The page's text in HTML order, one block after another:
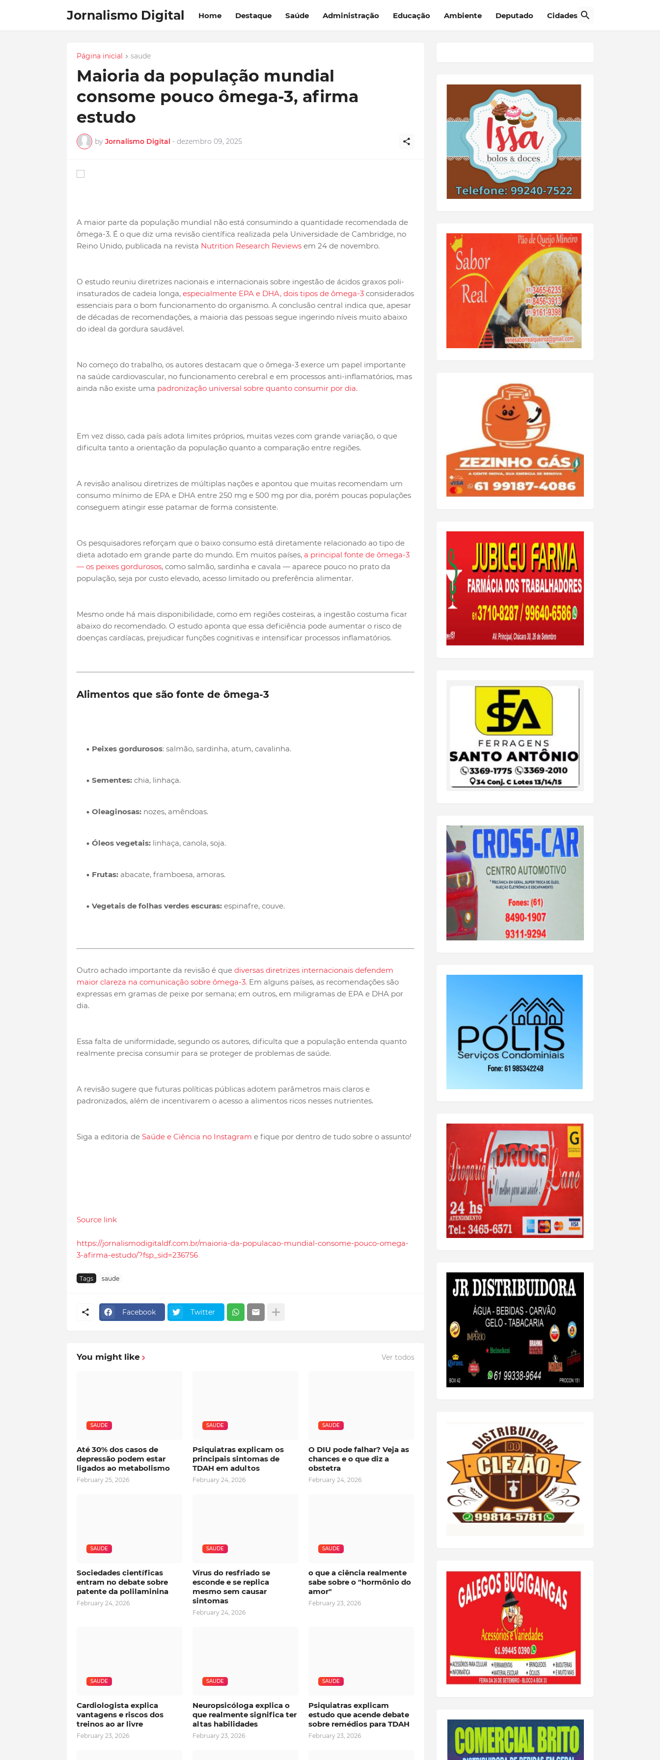
Jornalismo Digital Home Destaque Saúde Administração Educação Ambiente Deputado Cidades
Página inicial saude
Maioria da população mundial
consome pouco ômega-3, afirma
estudo
by Jornalismo Digital - dezembro 09, 2025
A maior parte da população mundial não está consumindo a quantidade recomendada de
ômega-3. É o que diz uma revisão científica realizada pela Universidade de Cambridge, no
Reino Unido, publicada na revista Nutrition Research Reviewsem 24 de novembro.
O estudo reuniu diretrizes nacionais e internacionais sobre ingestão de ácidos graxos poli-
insaturados de cadeia longa, especialmente EPA e DHA, dois tipos de ômega-3considerados
essenciais para o bom funcionamento do organismo. A conclusão central indica que, apesar
de décadas de recomendações, a maioria das pessoas segue ingerindo níveis muito abaixo
do ideal da gordura saudável.
No começo do trabalho, os autores destacam que o ômega-3 exerce um papel importante
na saúde cardiovascular, no funcionamento cerebral e em processos anti-inflamatórios, mas
ainda não existe uma padronização universal sobre quanto consumir por dia.
Em vez disso, cada país adota limites próprios, muitas vezes com grande variação, o que
dificulta tanto a orientação da população quanto a comparação entre regiões.
A revisão analisou diretrizes de múltiplas nações e apontou que muitas recomendam um
consumo mínimo de EPA e DHA entre 250 mg e 500 mg por dia, porém poucas populações
conseguem atingir esse patamar de forma consistente.
Os pesquisadores reforçam que o baixo consumo está diretamente relacionado ao tipo de
dieta adotado em grande parte do mundo. Em muitos países, a principal fonte de ômega-3
— os peixes gordurosos, como salmão, sardinha e cavala — aparece pouco no prato da
população, seja por custo elevado, acesso limitado ou preferência alimentar.
Mesmo onde há mais disponibilidade, como em regiões costeiras, a ingestão costuma ficar
abaixo do recomendado. O estudo aponta que essa deficiência pode aumentar o risco de
doenças cardíacas, prejudicar funções cognitivas e intensificar processos inflamatórios.
Alimentos que são fonte de ômega-3
Peixes gordurosos: salmão, sardinha, atum, cavalinha.
Sementes:chia, linhaça.
Oleaginosas:nozes, amêndoas.
Óleos vegetais:linhaça, canola, soja.
Frutas:abacate, framboesa, amoras.
Vegetais de folhas verdes escuras:espinafre, couve.
Outro achado importante da revisão é que diversas diretrizes internacionais defendem
maior clareza na comunicação sobre ômega-3.Em alguns países, as recomendações são
expressas em gramas de peixe por semana; em outros, em miligramas de EPA e DHA por
dia.
Essa falta de uniformidade, segundo os autores, dificulta que a população entenda quanto
realmente precisa consumir para se proteger de problemas de saúde.
A revisão sugere que futuras políticas públicas adotem parâmetros mais claros e
padronizados, além de incentivarem o acesso a alimentos ricos nesses nutrientes.
Siga a editoria deSaúde e Ciência no Instagram e fique por dentro de tudo sobre o assunto!
Source link
https://jornalismodigitaldf.com.br/maioria-da-populacao-mundial-consome-pouco-omega-
3-afirma-estudo/?fsp_sid=236756
Tags saude
Facebook Twitter
You might like Ver todos
SAUDE
Até 30% dos casos de
depressão podem estar
ligados ao metabolismo
February 25, 2026
SAUDE
Psiquiatras explicam os
principais sintomas de
TDAH em adultos
February 24, 2026
SAUDE
O DIU pode falhar? Veja as
chances e o que diz a
obstetra
February 24, 2026
SAUDE
Sociedades científicas
entram no debate sobre
patente da polilaminina
February 24, 2026
SAUDE
Vírus do resfriado se
esconde e se replica
mesmo sem causar
sintomas
February 24, 2026
SAUDE
o que a ciência realmente
sabe sobre o "hormônio do
amor"
February 23, 2026
SAUDE
Cardiologista explica
vantagens e riscos dos
treinos ao ar livre
February 23, 2026
SAUDE
Neuropsicóloga explica o
que realmente significa ter
altas habilidades
February 23, 2026
SAUDE
Psiquiatras explicam
estudo que acende debate
sobre remédios para TDAH
February 23, 2026